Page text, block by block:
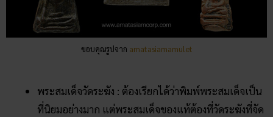
ขอบคุณรูปจาก amatasiamamulet
พระสมเด็จวัดระฆัง : ต้องเรียกได้ว่าพิมพ์พระสมเด็จเป็น
ที่นิยมอย่างมาก แต่พระสมเด็จของแท้ต้องที่วัดระฆังที่จัด